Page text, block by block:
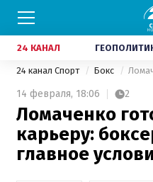
24 КАНАЛ
24 канал Спорт Бокс
14 февраля, 18:06 2
Ломаченко
карьеру:
главное